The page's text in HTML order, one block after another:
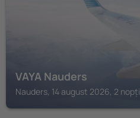
VAYA Nauders
Nauders, 14 august 2026, 2 nopți